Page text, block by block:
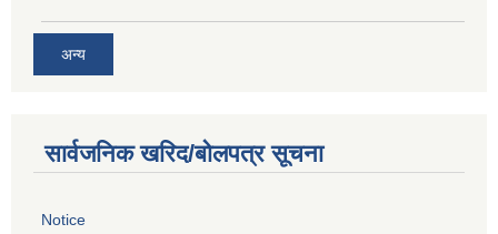
अन्य
सार्वजनिक खरिद/बोलपत्र सूचना
Notice